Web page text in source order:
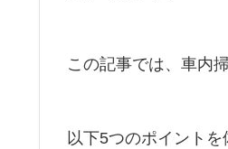
この記事では、車内
以下5つのポイントを